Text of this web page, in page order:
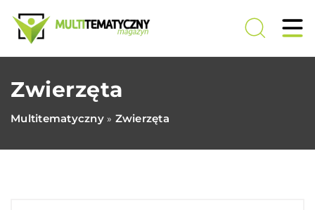
Zwierzęta
Multitematyczny» Zwierzęta